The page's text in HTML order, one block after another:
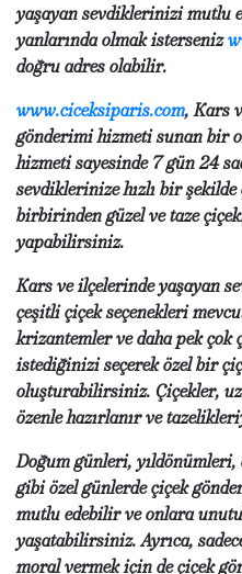
yaşayan sevdiklerinizi mutlu
yanlarında olmak isterseniz
doğru adres olabilir.
www.ciceksiparis.com, Kars
gönderimi hizmeti sunan bir
hizmeti sayesinde 7 gün 24
sevdiklerinize hızlı bir
birbirinden güzel ve taze
yapabilirsiniz.
Kars ve ilçelerinde yaşayan
çeşitli çiçek seçenekleri
krizantemler ve daha pek çok
istediğinizi seçerek özel bir
oluşturabilirsiniz. Çiçekler,
özenle hazırlanır ve
Doğum günleri,
gibi özel günlerde çiçek
mutlu edebilir ve onlara
yaşatabilirsiniz. Ayrıca,
moral vermek için de çiçek